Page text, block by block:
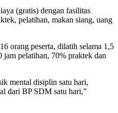
(gratis) dengan fasilitas
pelatihan, makan siang, uang
orang peserta, dilatih selama 1,5
jam pelatihan, 70% praktek dan
mental disiplin satu hari,
dari BP SDM satu hari,”